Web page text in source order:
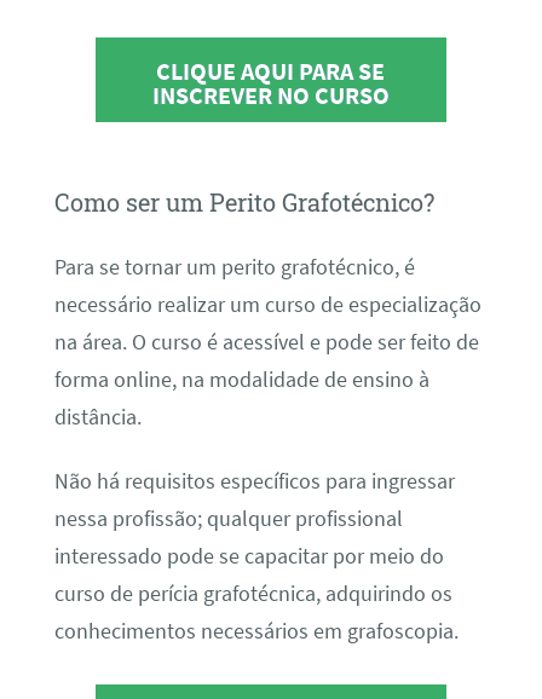
CLIQUE AQUI PARA SE
INSCREVER NO CURSO
Como ser um Perito Grafotécnico?
Para se tornar um perito grafotécnico, é
necessário realizar um curso de especialização
na área. O curso é acessível e pode ser feito de
forma online, na modalidade de ensino à
distância.
Não há requisitos específicos para ingressar
nessa profissão; qualquer profissional
interessado pode se capacitar por meio do
curso de perícia grafotécnica, adquirindo os
conhecimentos necessários em grafoscopia.